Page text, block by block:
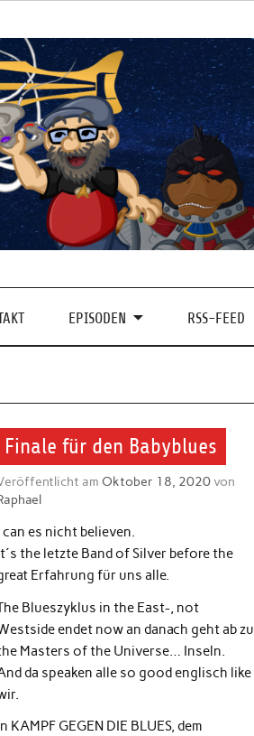
EPISODEN RSS-FEED
Finale für den Babyblues
am Oktober 18, 2020von
I can es nicht believen.
It´s the letzte Band of Silver before the
Erfahrung für uns alle.
Blueszyklus in the East-, not
endet now an danach geht ab zu
Masters of the Universe… Inseln.
da speaken alle so good englisch like
KAMPF GEGEN DIE BLUES, dem